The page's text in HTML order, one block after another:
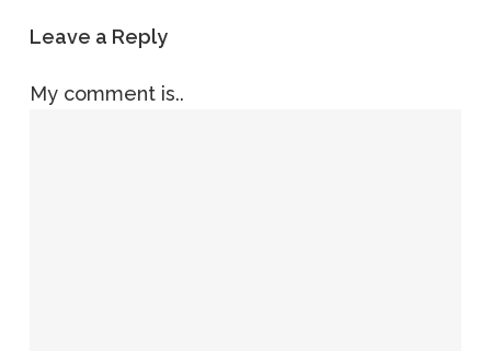
Leave a Reply
My comment is..